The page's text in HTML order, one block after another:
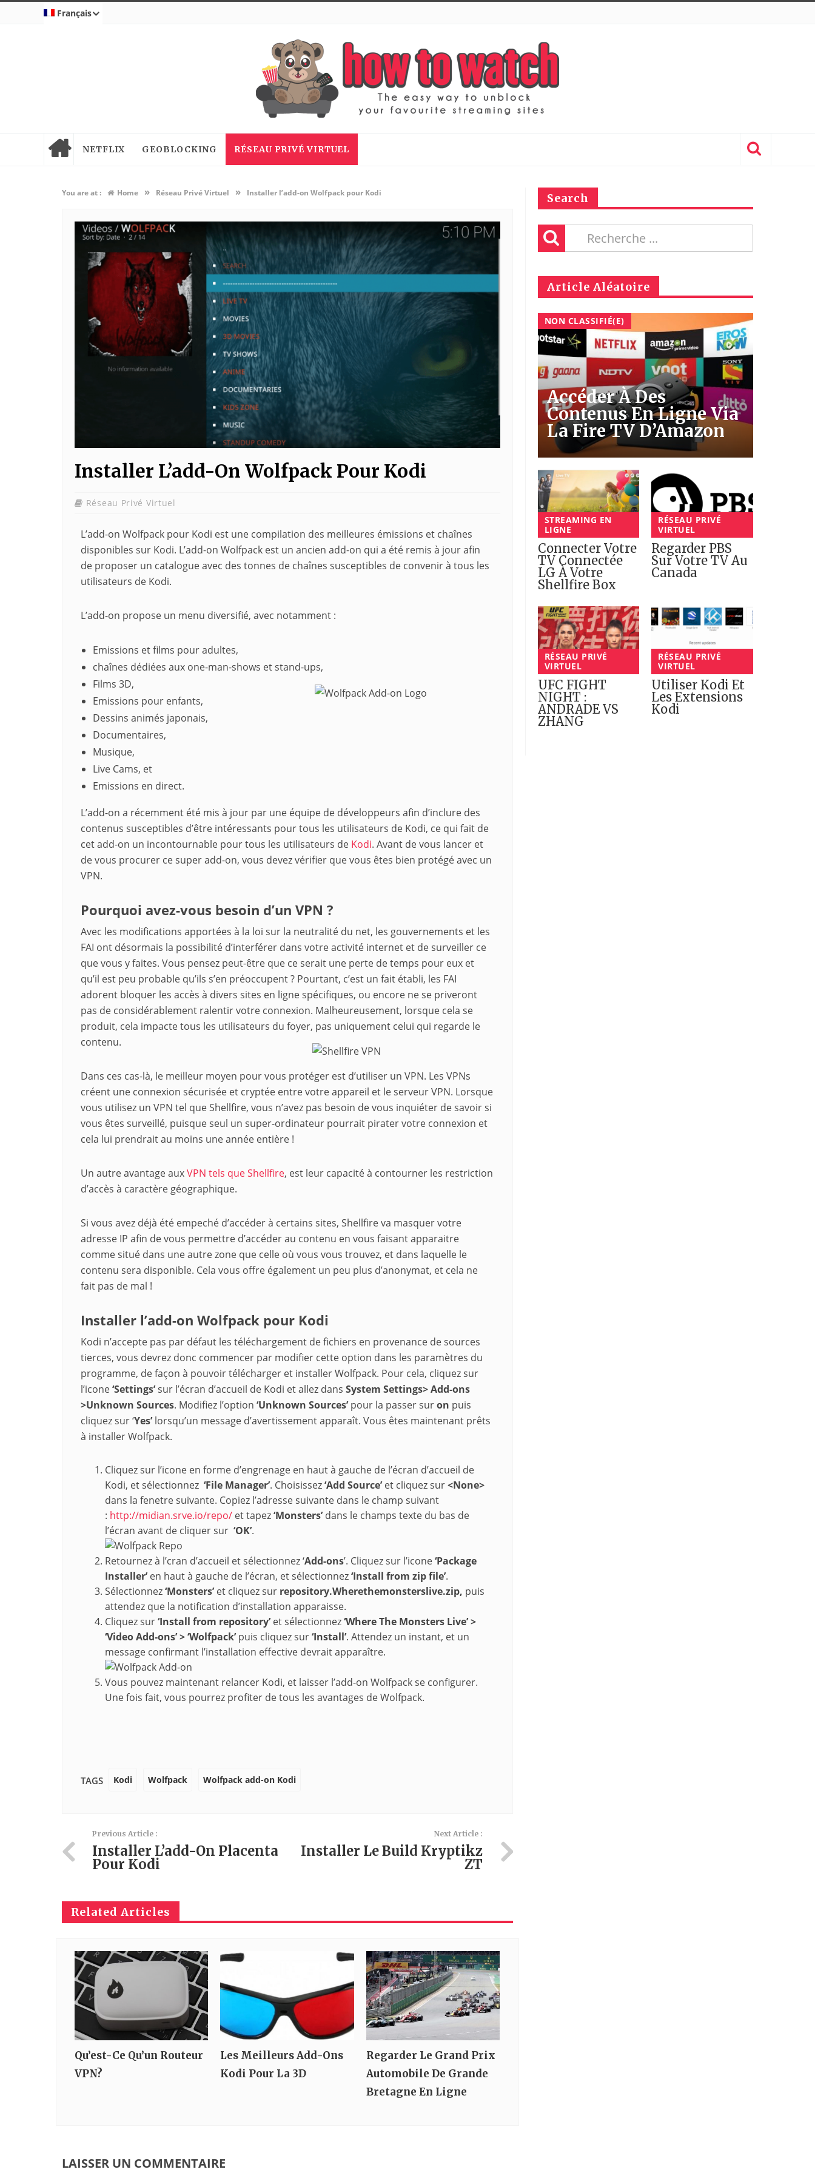
Français
NETFLIX GEOBLOCKING RÉSEAU PRIVÉ VIRTUEL
You are at : Home » Réseau Privé Virtuel » Installer l’add-on Wolfpack pour Kodi
Installer L’add-On Wolfpack Pour Kodi
Réseau Privé Virtuel
L’add-on Wolfpack pour Kodi est une compilation des meilleures émissions et chaînes
disponibles sur Kodi. L’add-on Wolfpack est un ancien add-on qui a été remis à jour afin
de proposer un catalogue avec des tonnes de chaînes susceptibles de convenir à tous les
utilisateurs de Kodi.
L’add-on propose un menu diversifié, avec notamment :
Emissions et films pour adultes,
chaînes dédiées aux one-man-shows et stand-ups,
Films 3D,
Emissions pour enfants,
Dessins animés japonais,
Documentaires,
Musique,
Live Cams, et
Emissions en direct.
L’add-on a récemment été mis à jour par une équipe de développeurs afin d’inclure des
contenus susceptibles d’être intéressants pour tous les utilisateurs de Kodi, ce qui fait de
cet add-on un incontournable pour tous les utilisateurs de Kodi. Avant de vous lancer et
de vous procurer ce super add-on, vous devez vérifier que vous êtes bien protégé avec un
VPN.
Pourquoi avez-vous besoin d’un VPN ?
Avec les modifications apportées à la loi sur la neutralité du net, les gouvernements et les
FAI ont désormais la possibilité d’interférer dans votre activité internet et de surveiller ce
que vous y faites. Vous pensez peut-être que ce serait une perte de temps pour eux et
qu’il est peu probable qu’ils s’en préoccupent ? Pourtant, c’est un fait établi, les FAI
adorent bloquer les accès à divers sites en ligne spécifiques, ou encore ne se priveront
pas de considérablement ralentir votre connexion. Malheureusement, lorsque cela se
produit, cela impacte tous les utilisateurs du foyer, pas uniquement celui qui regarde le
contenu.
Dans ces cas-là, le meilleur moyen pour vous protéger est d’utiliser un VPN. Les VPNs
créent une connexion sécurisée et cryptée entre votre appareil et le serveur VPN. Lorsque
vous utilisez un VPN tel que Shellfire, vous n’avez pas besoin de vous inquiéter de savoir si
vous êtes surveillé, puisque seul un super-ordinateur pourrait pirater votre connexion et
cela lui prendrait au moins une année entière !
Un autre avantage auxVPN tels que Shellfire, est leur capacité à contourner les restriction
d’accès à caractère géographique.
Si vous avez déjà été empeché d’accéder à certains sites, Shellfire va masquer votre
adresse IP afin de vous permettre d’accéder au contenu en vous faisant apparaitre
comme situé dans une autre zone que celle où vous vous trouvez, et dans laquelle le
contenu sera disponible. Cela vous offre également un peu plus d’anonymat, et cela ne
fait pas de mal !
Installer l’add-on Wolfpack pour Kodi
Kodi n’accepte pas par défaut les téléchargement de fichiers en provenance de sources
tierces, vous devrez donc commencer par modifier cette option dans les paramètres du
programme, de façon à pouvoir télécharger et installer Wolfpack. Pour cela, cliquez sur
l’icone‘Settings’sur l’écran d’accueil de Kodi et allez dans System Settings> Add-ons
>Unknown Sources. Modifiez l’option ‘Unknown Sources’pour la passer suron puis
cliquez sur ‘Yes’lorsqu’un message d’avertissement apparaît. Vous êtes maintenant prêts
à installer Wolfpack.
Cliquez sur l’icone en forme d’engrenage en haut à gauche de l’écran d’accueil de
Kodi, et sélectionnez ‘File Manager’. Choisissez‘Add Source’et cliquez sur<None>
dans la fenetre suivante. Copiez l’adresse suivante dans le champ suivant
: http://midian.srve.io/repo/ et tapez‘Monsters’dans le champs texte du bas de
l’écran avant de cliquer sur ‘OK’.
Retournez à l’cran d’accueil et sélectionnez ‘Add-ons’. Cliquez sur l’icone‘Package
Installer’en haut à gauche de l’écran, et sélectionnez‘Install from zip file’.
Sélectionnez‘Monsters’et cliquez sur repository.Wherethemonsterslive.zip, puis
attendez que la notification d’installation apparaisse.
Cliquez sur‘Install from repository’et sélectionnez‘Where The Monsters Live’ >
‘Video Add-ons’ > ‘Wolfpack’puis cliquez sur‘Install’. Attendez un instant, et un
message confirmant l’installation effective devrait apparaître.
Vous pouvez maintenant relancer Kodi, et laisser l’add-on Wolfpack se configurer.
Une fois fait, vous pourrez profiter de tous les avantages de Wolfpack.
TAGS Kodi Wolfpack Wolfpack add-on Kodi
Previous Article :
Installer L’add-On Placenta
Pour Kodi
Next Article :
Installer Le Build Kryptikz
ZT
Related Articles
Qu’est-Ce Qu’un Routeur
VPN?
Les Meilleurs Add-Ons
Kodi Pour La 3D
Regarder Le Grand Prix
Automobile De Grande
Bretagne En Ligne
LAISSER UN COMMENTAIRE
Search
Article Aléatoire
NON CLASSIFIÉ(E)
Accéder À Des
Contenus En Ligne Via
La Fire TV D’Amazon
STREAMING EN
LIGNE
Connecter Votre
TV Connectée
LG À Votre
Shellfire Box
RÉSEAU PRIVÉ
VIRTUEL
Regarder PBS
Sur Votre TV Au
Canada
RÉSEAU PRIVÉ
VIRTUEL
UFC FIGHT
NIGHT :
ANDRADE VS
ZHANG
RÉSEAU PRIVÉ
VIRTUEL
Utiliser Kodi Et
Les Extensions
Kodi